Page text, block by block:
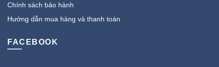
Chính sách bảo hành
Hướng dẫn mua hàng và thanh toán
FACEBOOK